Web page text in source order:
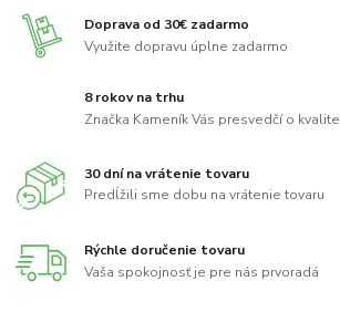
Doprava od 30€ zadarmo
Využite dopravu úplne zadarmo
8 rokov na trhu
Značka Kameník Vás presvedčí o kvalite
30 dní na vrátenie tovaru
Predĺžili sme dobu na vrátenie tovaru
Rýchle doručenie tovaru
Vaša spokojnosť je pre nás prvoradá